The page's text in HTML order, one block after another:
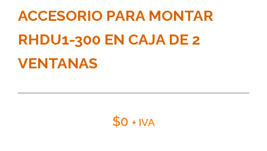
ACCESORIO PARA MONTAR
RHDU1-300 EN CAJA DE 2
VENTANAS
$0 + IVA